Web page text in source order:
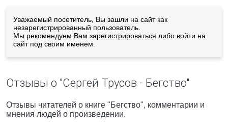
Уважаемый посетитель, Вы зашли на сайт как
незарегистрированный пользователь.
Мы рекомендуем Вам зарегистрироваться либо войти на
сайт под своим именем.
Отзывы о "Сергей Трусов - Бегство"
Отзывы читателей о книге "Бегство", комментарии и
мнения людей о произведении.